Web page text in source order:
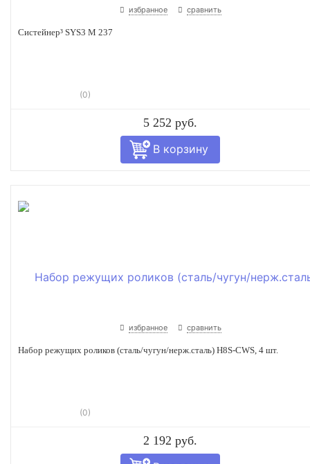
избранное сравнить
Систейнер³ SYS3 M 237
(0)
5 252 руб.
избранное сравнить
Набор режущих роликов (сталь/чугун/нерж.сталь) H8S-CWS, 4 шт.
(0)
2 192 руб.